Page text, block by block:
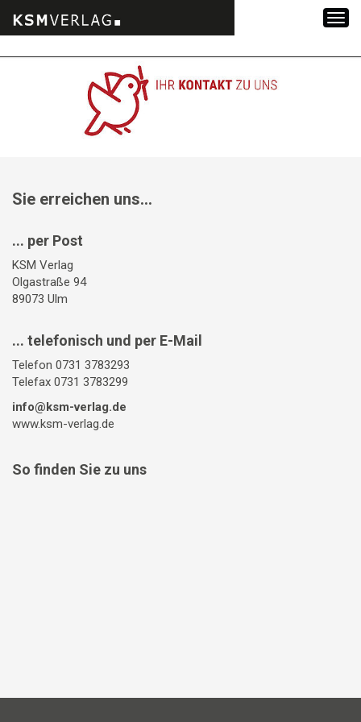
Sie erreichen uns...
... per Post
KSM Verlag
Olgastraße 94
89073 Ulm
... telefonisch und per E-Mail
Telefon 0731 3783293
Telefax 0731 3783299
info@ksm-verlag.de
www.ksm-verlag.de
So finden Sie zu uns